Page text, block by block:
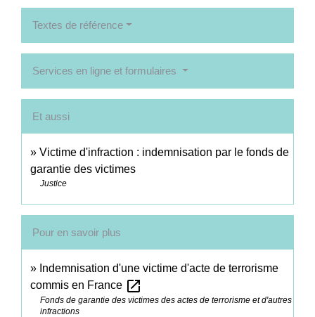
Textes de référence
Services en ligne et formulaires
Et aussi
Victime d'infraction : indemnisation par le fonds de
garantie des victimes
Justice
Pour en savoir plus
Indemnisation d'une victime d'acte de terrorisme
commis en France open_in_new
Fonds de garantie des victimes des actes de terrorisme et d'autres
infractions